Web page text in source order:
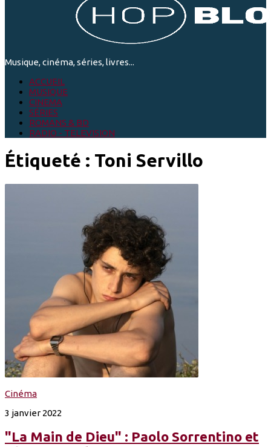
Musique, cinéma, séries, livres...
ACCUEIL
MUSIQUE
CINEMA
SÉRIES
ROMANS & BD
RADIO - TELEVISION
Étiqueté : Toni Servillo
Cinéma
3 janvier 2022
"La Main de Dieu" : Paolo Sorrentino et